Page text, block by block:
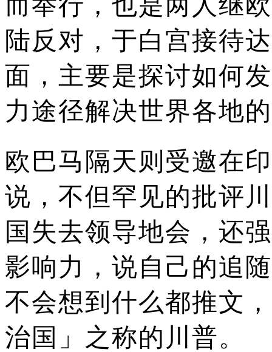
陆反对，于白宫接待
面，主要是探讨如何
力途径解决世界各地
欧巴马隔天则受邀在
说，不但罕见的批评
国失去领导地会，还
影响力，说自己的追
不会想到什么都推文
治国」之称的川普。